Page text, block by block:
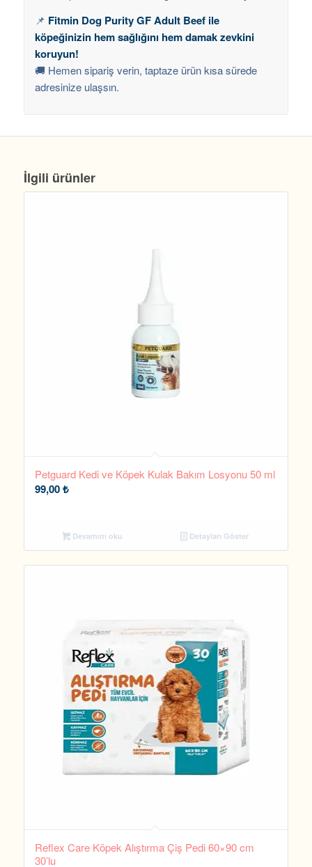
📌 Fitmin Dog Purity GF Adult Beef ile
köpeğinizin hem sağlığını hem damak zevkini
koruyun!
🚚 Hemen sipariş verin, taptaze ürün kısa sürede
adresinize ulaşsın.
İlgili ürünler
Petguard Kedi ve Köpek Kulak Bakım Losyonu 50 ml
99,00₺
Devamını oku Detayları Göster
Reflex Care Köpek Alıştırma Çiş Pedi 60×90 cm
30’lu